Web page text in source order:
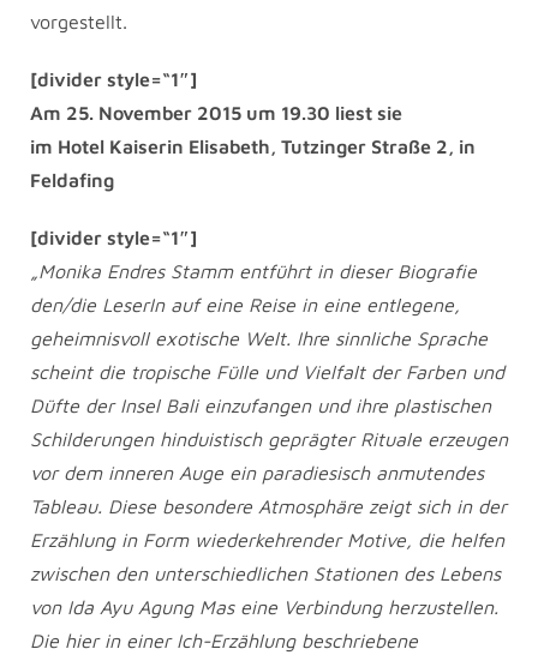
vorgestellt.
[divider style=“1″]
Am 25. November 2015 um 19.30 liest sie
im Hotel Kaiserin Elisabeth, Tutzinger Straße 2, in
Feldafing
[divider style=“1″]
„Monika Endres Stamm entführt in dieser Biografie
den/die LeserIn auf eine Reise in eine entlegene,
geheimnisvoll exotische Welt. Ihre sinnliche Sprache
scheint die tropische Fülle und Vielfalt der Farben und
Düfte der Insel Bali einzufangen und ihre plastischen
Schilderungen hinduistisch geprägter Rituale erzeugen
vor dem inneren Auge ein paradiesisch anmutendes
Tableau. Diese besondere Atmosphäre zeigt sich in der
Erzählung in Form wiederkehrender Motive, die helfen
zwischen den unterschiedlichen Stationen des Lebens
von Ida Ayu Agung Mas eine Verbindung herzustellen.
Die hier in einer Ich-Erzählung beschriebene